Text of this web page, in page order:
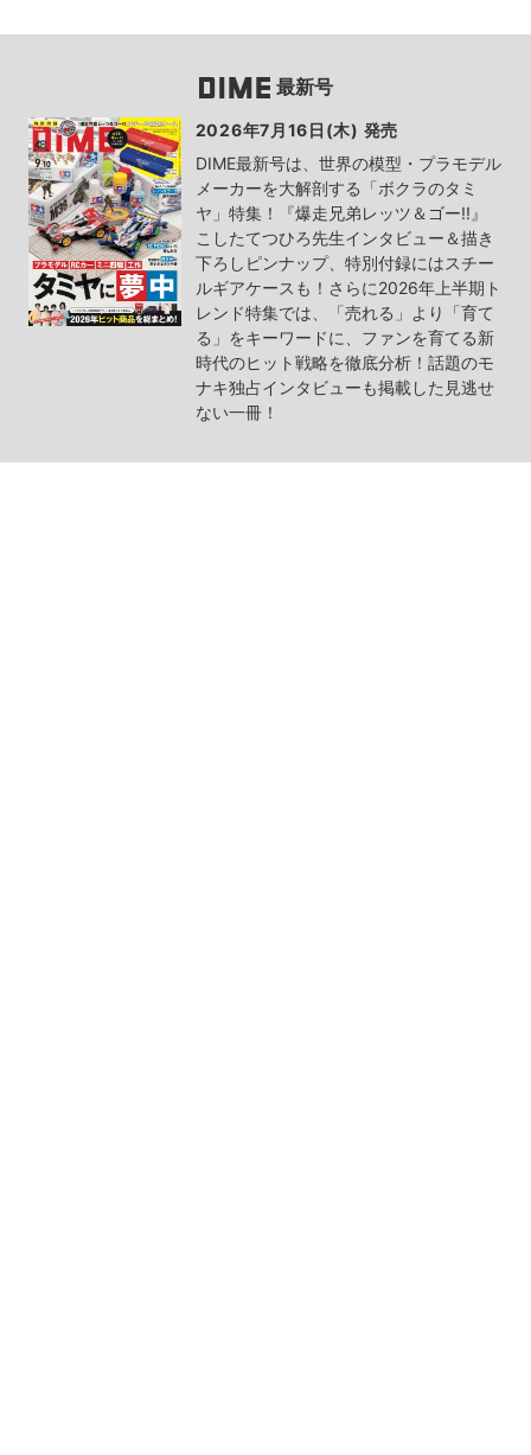
最新号
2026年7月16日(木) 発売
DIME最新号は、世界の模型・プラモデル
メーカーを大解剖する「ボクラのタミ
ヤ」特集！『爆走兄弟レッツ＆ゴー!!』
こしたてつひろ先生インタビュー＆描き
下ろしピンナップ、特別付録にはスチー
ルギアケースも！さらに2026年上半期ト
レンド特集では、「売れる」より「育て
る」をキーワードに、ファンを育てる新
時代のヒット戦略を徹底分析！話題のモ
ナキ独占インタビューも掲載した見逃せ
ない一冊！